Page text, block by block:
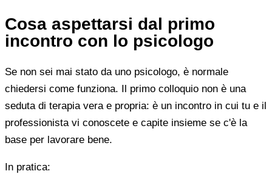
Cosa aspettarsi dal primo
incontro con lo psicologo
Se non sei mai stato da uno psicologo, è normale
chiedersi come funziona. Il primo colloquio non è una
seduta di terapia vera e propria: è un incontro in cui tu e il
professionista vi conoscete e capite insieme se c'è la
base per lavorare bene.
In pratica: